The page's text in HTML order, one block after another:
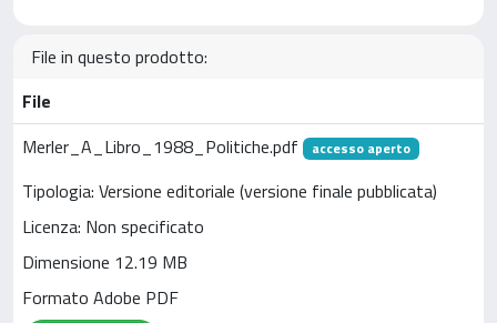
File in questo prodotto:
File
Merler_A_Libro_1988_Politiche.pdf
accesso aperto
Tipologia: Versione editoriale (versione finale pubblicata)
Licenza: Non specificato
Dimensione 12.19 MB
Formato Adobe PDF